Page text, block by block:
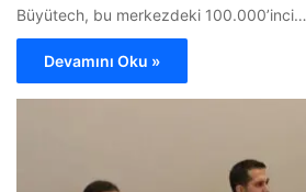
Büyütech, bu merkezdeki 100.000’inci…
Devamını Oku »